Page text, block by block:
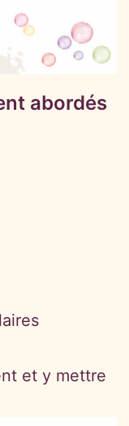
abordés
et y mettre